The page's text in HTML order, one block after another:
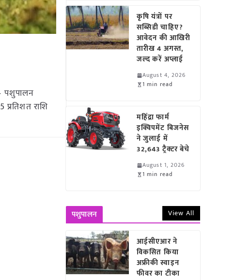
पशुपालन
राशि
कृषि यंत्रों पर
सब्सिडी चाहिए?
आवेदन की आखिरी
तारीख 4 अगस्त,
जल्द करें अप्लाई
August 4, 2026
1 min read
महिंद्रा फार्म
इक्विपमेंट बिजनेस
ने जुलाई में
32,643 ट्रैक्टर बेचे
August 1, 2026
1 min read
पशुपालन View All
आईसीएआर ने
विकसित किया
अफ्रीकी स्वाइन
फीवर का टीका